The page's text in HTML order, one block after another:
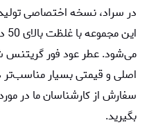
در سراد، نسخه اختصاصی
می‌شود. عطر عود فور گریتنس
اصلی و قیمتی بسیار
سفارش از کارشناسان ما در
بگیرید.